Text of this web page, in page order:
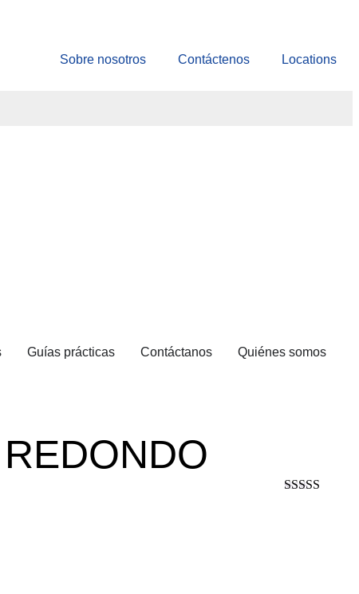
Sobre nosotros
Contáctenos Locations
Guías prácticas Contáctanos Quiénes somos